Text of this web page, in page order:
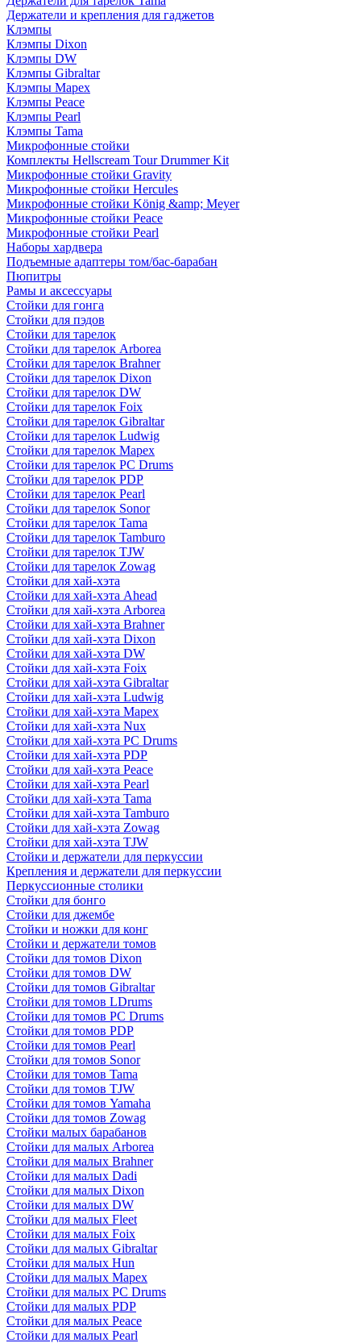
Держатели и крепления для гаджетов
Клэмпы
Клэмпы Dixon
Клэмпы DW
Клэмпы Gibraltar
Клэмпы Mapex
Клэмпы Peace
Клэмпы Pearl
Клэмпы Tama
Микрофонные стойки
Комплекты Hellscream Tour Drummer Kit
Микрофонные стойки Gravity
Микрофонные стойки Hercules
Микрофонные стойки König &amp; Meyer
Микрофонные стойки Peace
Микрофонные стойки Pearl
Наборы хардвера
Подъемные адаптеры том/бас-барабан
Пюпитры
Рамы и аксессуары
Стойки для гонга
Стойки для пэдов
Стойки для тарелок
Стойки для тарелок Arborea
Стойки для тарелок Brahner
Стойки для тарелок Dixon
Стойки для тарелок DW
Стойки для тарелок Foix
Стойки для тарелок Gibraltar
Стойки для тарелок Ludwig
Стойки для тарелок Mapex
Стойки для тарелок PC Drums
Стойки для тарелок PDP
Стойки для тарелок Pearl
Стойки для тарелок Sonor
Стойки для тарелок Tama
Стойки для тарелок Tamburo
Стойки для тарелок TJW
Стойки для тарелок Zowag
Стойки для хай-хэта
Стойки для хай-хэта Ahead
Стойки для хай-хэта Arborea
Стойки для хай-хэта Brahner
Стойки для хай-хэта Dixon
Стойки для хай-хэта DW
Стойки для хай-хэта Foix
Стойки для хай-хэта Gibraltar
Стойки для хай-хэта Ludwig
Стойки для хай-хэта Mapex
Стойки для хай-хэта Nux
Стойки для хай-хэта PC Drums
Стойки для хай-хэта PDP
Стойки для хай-хэта Peace
Стойки для хай-хэта Pearl
Стойки для хай-хэта Tama
Стойки для хай-хэта Tamburo
Стойки для хай-хэта Zowag
Стойки для хай-хэта TJW
Стойки и держатели для перкуссии
Крепления и держатели для перкуссии
Перкуссионные столики
Стойки для бонго
Стойки для джембе
Стойки и ножки для конг
Стойки и держатели томов
Стойки для томов Dixon
Стойки для томов DW
Стойки для томов Gibraltar
Стойки для томов LDrums
Стойки для томов PC Drums
Стойки для томов PDP
Стойки для томов Pearl
Стойки для томов Sonor
Стойки для томов Tama
Стойки для томов TJW
Стойки для томов Yamaha
Стойки для томов Zowag
Стойки малых барабанов
Стойки для малых Arborea
Стойки для малых Brahner
Стойки для малых Dadi
Стойки для малых Dixon
Стойки для малых DW
Стойки для малых Fleet
Стойки для малых Foix
Стойки для малых Gibraltar
Стойки для малых Hun
Стойки для малых Mapex
Стойки для малых PC Drums
Стойки для малых PDP
Стойки для малых Peace
Стойки для малых Pearl